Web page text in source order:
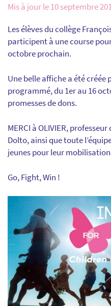
Mis à jour le 10 septembre
Les élèves du collège
participent à une course
octobre prochain.
Une belle affiche a été créée
programmé, du 1er au 16
promesses de dons.
MERCI à OLIVIER,
Dolto, ainsi que toute
jeunes pour leur
Go, Fight, Win !